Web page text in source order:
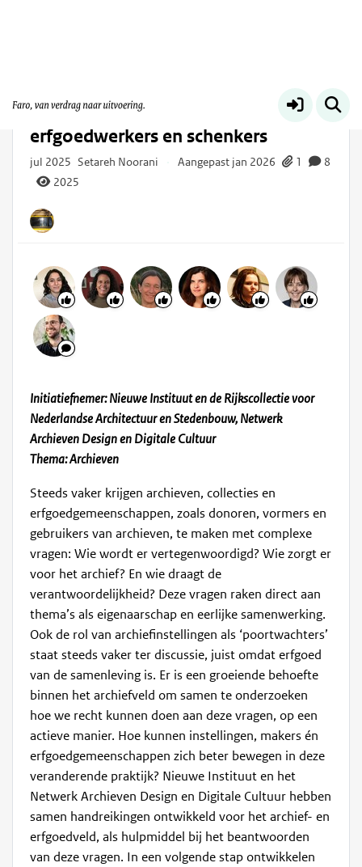
Hands-on archiefworkshops voor
erfgoedwerkers en schenkers
jul 2025 Setareh Noorani Aangepast jan 2026 1
8
2025
Initiatiefnemer: Nieuwe Instituut en de Rijkscollectie voor
Nederlandse Architectuur en Stedenbouw, Netwerk
Archieven Design en Digitale Cultuur
Thema: Archieven
Steeds vaker krijgen archieven, collecties en
erfgoedgemeenschappen, zoals donoren, vormers en
gebruikers van archieven, te maken met complexe
vragen: Wie wordt er vertegenwoordigd? Wie zorgt er
voor het archief? En wie draagt de
verantwoordelijkheid? Deze vragen raken direct aan
thema’s als eigenaarschap en eerlijke samenwerking.
Ook de rol van archiefinstellingen als ‘poortwachters’
staat steeds vaker ter discussie, juist omdat erfgoed
van de samenleving is. Er is een groeiende behoefte
binnen het archiefveld om samen te onderzoeken
hoe we recht kunnen doen aan deze vragen, op een
actieve manier. Hoe kunnen instellingen, makers én
erfgoedgemeenschappen zich beter bewegen in deze
veranderende praktijk? Nieuwe Instituut en het
Netwerk Archieven Design en Digitale Cultuur hebben
samen handreikingen ontwikkeld voor het archief- en
erfgoedveld, als hulpmiddel bij het beantwoorden
van deze vragen. In een volgende stap ontwikkelen